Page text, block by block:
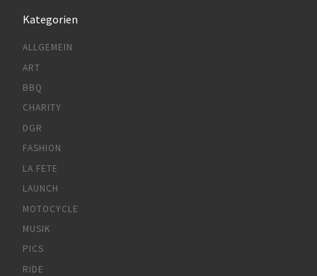
Kategorien
ALLGEMEIN
ART
BBQ
CHARITY
DGR
FASHION
LA FETE
LAUNCH
MOTOCYCLE
MUSIK
PICS
RIDE